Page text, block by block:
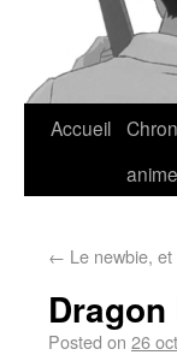
Accueil
anime
← Le newbie,
Posted on 26